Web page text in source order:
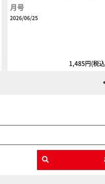
月号
2026/06/25
1,485円(税